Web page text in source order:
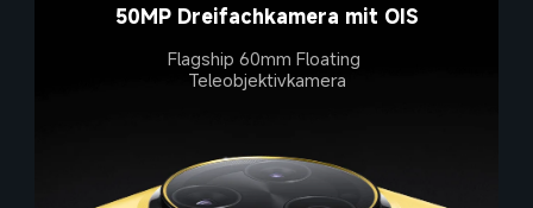
Flagship 60mm Floating